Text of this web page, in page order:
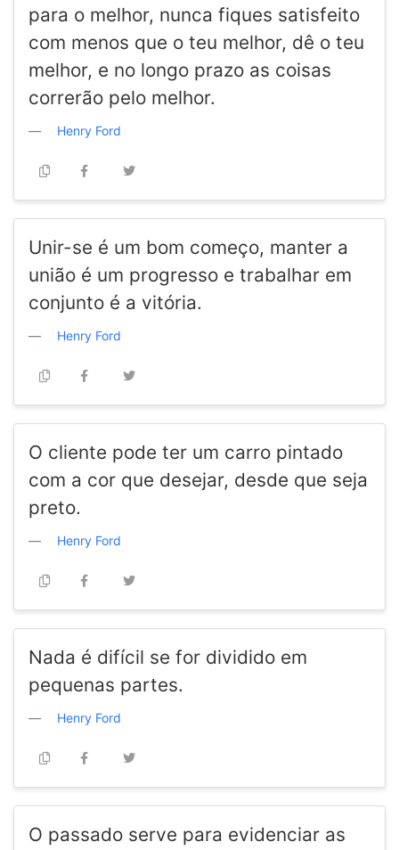
para o melhor, nunca fiques satisfeito
com menos que o teu melhor, dê o teu
melhor, e no longo prazo as coisas
correrão pelo melhor.
Henry Ford
Unir-se é um bom começo, manter a
união é um progresso e trabalhar em
conjunto é a vitória.
Henry Ford
O cliente pode ter um carro pintado
com a cor que desejar, desde que seja
preto.
Henry Ford
Nada é difícil se for dividido em
pequenas partes.
Henry Ford
O passado serve para evidenciar as